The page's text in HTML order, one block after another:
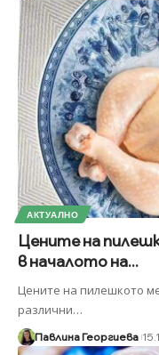
АКТУАЛНО
Цените на
в началото на...
Цените на пилешкото
различни…
Павлина Георгиева